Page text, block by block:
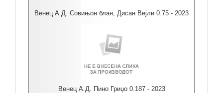
Венец А.Д. Совињон блан, Дисан Вејли 0.75 - 2023
Венец А.Д. Пино Гриџо 0.187 - 2023